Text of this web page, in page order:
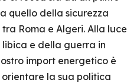
quello della sicurezza
Roma e Algeri. Alla luce
e della guerra in
import energetico è
la sua politica